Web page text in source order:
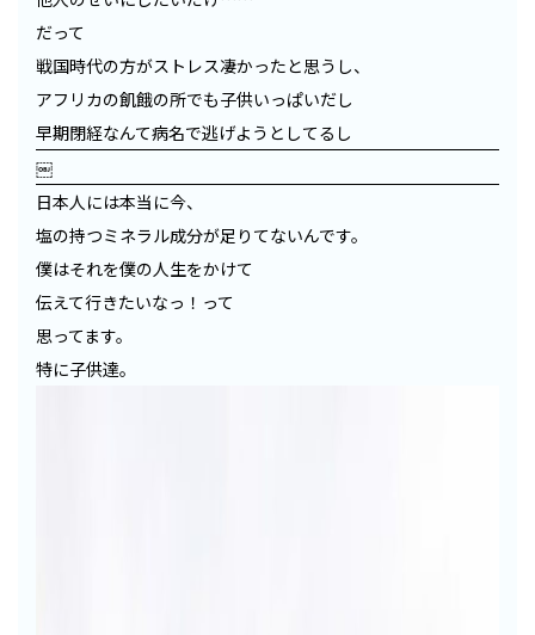
だって
戦国時代の方がストレス凄かったと思うし、
アフリカの飢餓の所でも子供いっぱいだし
早期閉経なんて病名で逃げようとしてるし
￼
日本人には本当に今、
塩の持つミネラル成分が足りてないんです。
僕はそれを僕の人生をかけて
伝えて行きたいなっ！って
思ってます。
特に子供達。